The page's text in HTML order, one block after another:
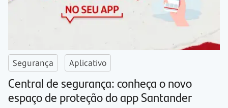
Segurança Aplicativo
Central de segurança: conheça o novo
espaço de proteção do app Santander